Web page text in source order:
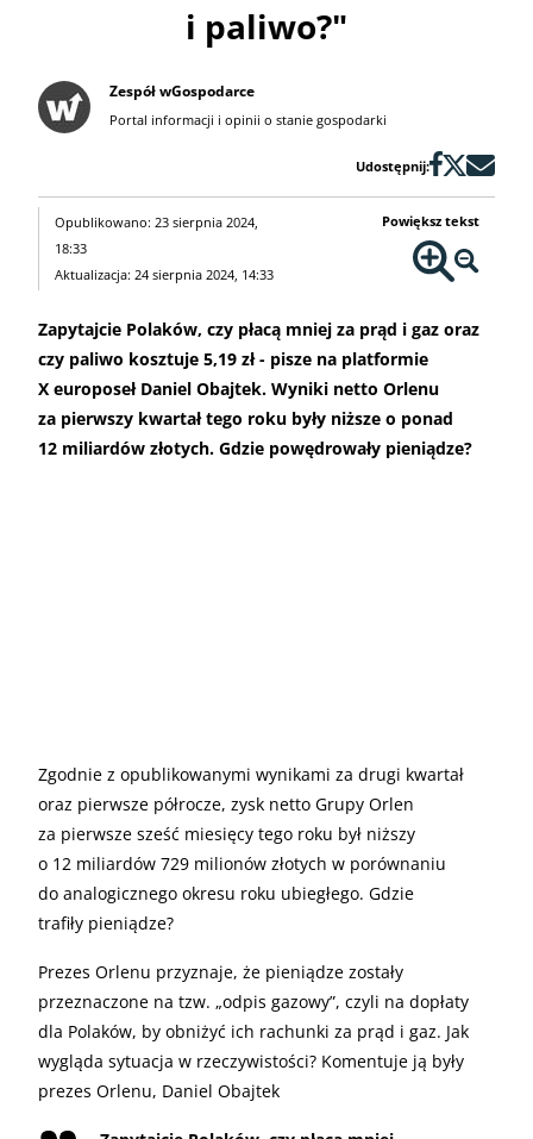
i paliwo?"
Zespół wGospodarce
Portal informacji i opinii o stanie gospodarki
Udostępnij:
Opublikowano: 23 sierpnia 2024,
18:33
Aktualizacja: 24 sierpnia 2024, 14:33
Powiększ tekst
Zapytajcie Polaków, czy płacą mniej za prąd i gaz oraz
czy paliwo kosztuje 5,19 zł - pisze na platformie
X europoseł Daniel Obajtek. Wyniki netto Orlenu
za pierwszy kwartał tego roku były niższe o ponad
12 miliardów złotych. Gdzie powędrowały pieniądze?
Zgodnie z opublikowanymi wynikami za drugi kwartał
oraz pierwsze półrocze, zysk netto Grupy Orlen
za pierwsze sześć miesięcy tego roku był niższy
o 12 miliardów 729 milionów złotych w porównaniu
do analogicznego okresu roku ubiegłego. Gdzie
trafiły pieniądze?
Prezes Orlenu przyznaje, że pieniądze zostały
przeznaczone na tzw. „odpis gazowy”, czyli na dopłaty
dla Polaków, by obniżyć ich rachunki za prąd i gaz. Jak
wygląda sytuacja w rzeczywistości? Komentuje ją były
prezes Orlenu, Daniel Obajtek